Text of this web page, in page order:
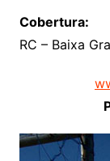
Cobertura:
RC – Baixa